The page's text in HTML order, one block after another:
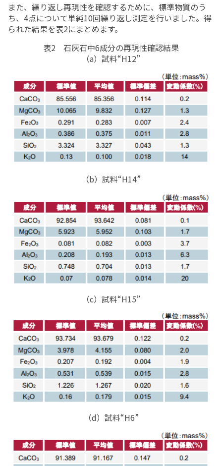
また、繰り返し再現性を確認するために、標準物質のう
ち、4点について単純10回繰り返し測定を行いました。得
られた結果を表2にまとめます。
表2 石灰石中6成分の再現性確認結果
（a）試料“H12”
（b）試料“H14”
（c）試料“H15”
（d）試料“H6”